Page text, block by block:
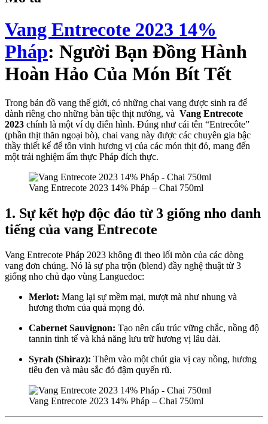
Vang Entrecote 2023 14%
Pháp: Người Bạn Đồng Hành
Hoàn Hảo Của Món Bít Tết
Trong bản đồ vang thế giới, có những chai vang được sinh ra để
dành riêng cho những bàn tiệc thịt nướng, và Vang Entrecote
2023 chính là một ví dụ điển hình. Đúng như cái tên “Entrecôte”
(phần thịt thăn ngoại bò), chai vang này được các chuyên gia bậc
thầy thiết kế để tôn vinh hương vị của các món thịt đỏ, mang đến
một trải nghiệm ẩm thực Pháp đích thực.
Vang Entrecote 2023 14% Pháp – Chai 750ml
1. Sự kết hợp độc đáo từ 3 giống nho danh
tiếng của vang Entrecote
Vang Entrecote Pháp 2023 không đi theo lối mòn của các dòng
vang đơn chủng. Nó là sự pha trộn (blend) đầy nghệ thuật từ 3
giống nho chủ đạo vùng Languedoc:
Merlot: Mang lại sự mềm mại, mượt mà như nhung và
hương thơm của quả mọng đỏ.
Cabernet Sauvignon: Tạo nên cấu trúc vững chắc, nồng độ
tannin tinh tế và khả năng lưu trữ hương vị lâu dài.
Syrah (Shiraz): Thêm vào một chút gia vị cay nồng, hương
tiêu đen và màu sắc đỏ đậm quyến rũ.
Vang Entrecote 2023 14% Pháp – Chai 750ml